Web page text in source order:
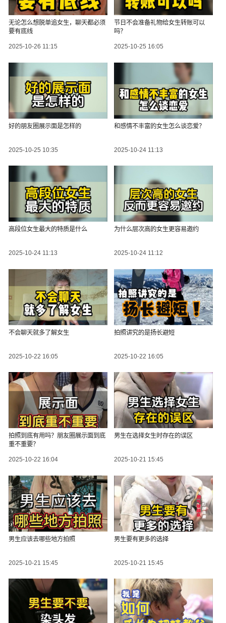
无论怎么想脱单追女生，聊天都必须
要有底线
2025-10-26 11:15
节日不会准备礼物给女生转账可以
吗？
2025-10-25 16:05
好的朋友圈展示面是怎样的
2025-10-25 10:35
和感情不丰富的女生怎么谈恋爱？
2025-10-24 11:13
高段位女生最大的特质是什么
2025-10-24 11:13
为什么层次高的女生更容易邀约
2025-10-24 11:12
不会聊天就多了解女生
2025-10-22 16:05
拍照讲究的是扬长避短
2025-10-22 16:05
拍照到底有用吗？朋友圈展示面到底
重不重要？
2025-10-22 16:04
男生在选择女生时存在的误区
2025-10-21 15:45
男生应该去哪些地方拍照
2025-10-21 15:45
男生要有更多的选择
2025-10-21 15:45